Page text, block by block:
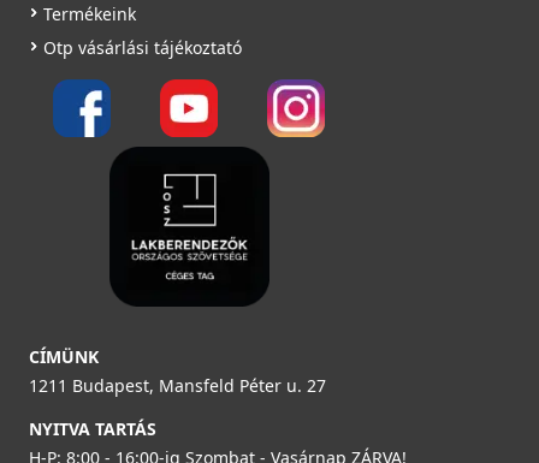
Termékeink
Otp vásárlási tájékoztató
CÍMÜNK
1211 Budapest, Mansfeld Péter u. 27
NYITVA TARTÁS
H-P: 8:00 - 16:00-ig Szombat - Vasárnap ZÁRVA!